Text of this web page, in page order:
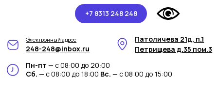
+7 8313 248 248
Пн-пт — с 08:00 до 20:00
Сб.— с 08:00 до 18:00Вс.— с 08:00 до 15:00